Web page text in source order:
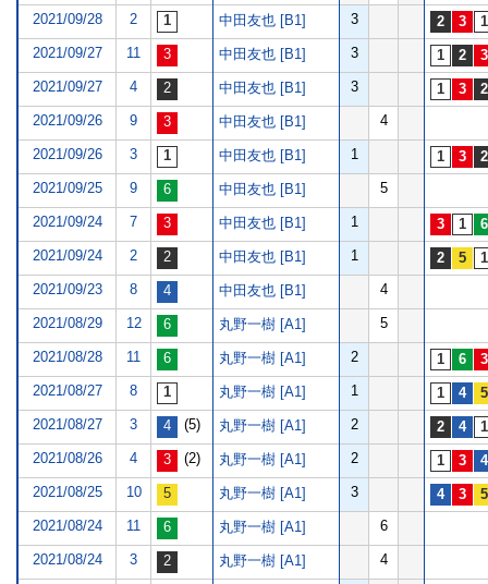
2021/09/28 2 中田友也 [B1] 3
2021/09/27 11 中田友也 [B1] 3
2021/09/27 4 中田友也 [B1] 3
2021/09/26 9 中田友也 [B1] 4
2021/09/26 3 中田友也 [B1] 1
2021/09/25 9 中田友也 [B1] 5
2021/09/24 7 中田友也 [B1] 1
2021/09/24 2 中田友也 [B1] 1
2021/09/23 8 中田友也 [B1] 4
2021/08/29 12 丸野一樹 [A1] 5
2021/08/28 11 丸野一樹 [A1] 2
2021/08/27 8 丸野一樹 [A1] 1
2021/08/27 3 (5) 丸野一樹 [A1] 2
2021/08/26 4 (2) 丸野一樹 [A1] 2
2021/08/25 10 丸野一樹 [A1] 3
2021/08/24 11 丸野一樹 [A1] 6
2021/08/24 3 丸野一樹 [A1] 4